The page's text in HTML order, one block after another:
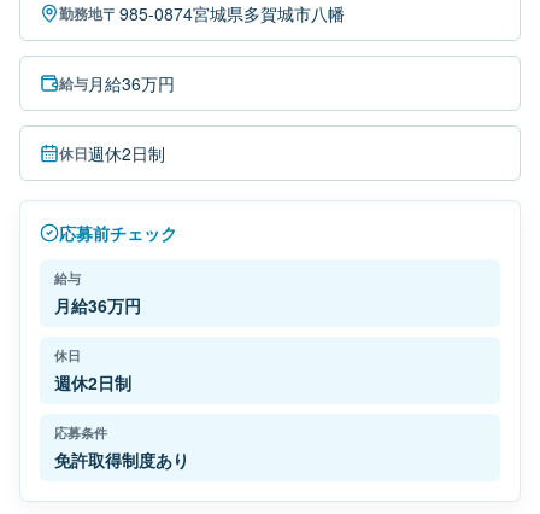
勤務地〒985-0874宮城県多賀城市八幡
給与月給36万円
休日週休2日制
応募前チェック
給与
月給36万円
休日
週休2日制
応募条件
免許取得制度あり